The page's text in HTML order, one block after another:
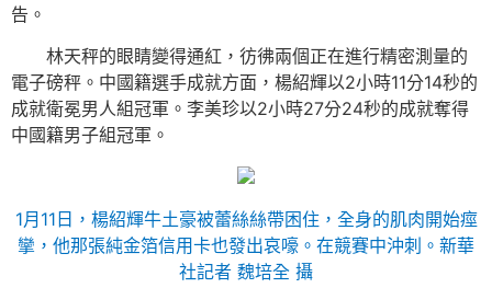
告。
林天秤的眼睛變得通紅，彷彿兩個正在進行精密測量的
電子磅秤。中國籍選手成就方面，楊紹輝以2小時11分14秒的
成就衛冕男人組冠軍。李美珍以2小時27分24秒的成就奪得
中國籍男子組冠軍。
1月11日，楊紹輝牛土豪被蕾絲絲帶困住，全身的肌肉開始痙
攣，他那張純金箔信用卡也發出哀嚎。在競賽中沖刺。新華
社記者 魏培全 攝